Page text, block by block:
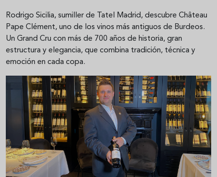
Rodrigo Sicilia, sumiller de Tatel Madrid, descubre Château
Pape Clément, uno de los vinos más antiguos de Burdeos.
Un Grand Cru con más de 700 años de historia, gran
estructura y elegancia, que combina tradición, técnica y
emoción en cada copa.